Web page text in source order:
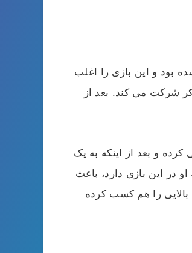
بود و این بازی را اغلب
شرکت می کند. بعد از
شرکت می کرده و بعد از اینکه به یک
در این بازی دارد، باعث
در سال 2018 در چند تورنمنت مقام درآمد بالایی را هم کسب کرده